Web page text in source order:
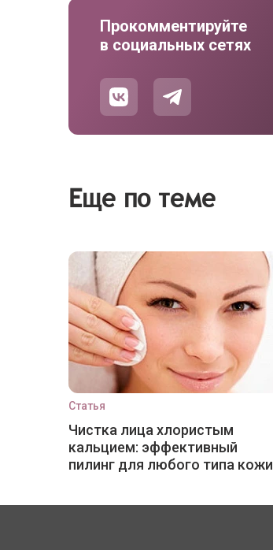
Прокомментируйте
в социальных сетях
Еще по теме
Статья
Чистка лица хлористым
кальцием: эффективный
пилинг для любого типа кожи